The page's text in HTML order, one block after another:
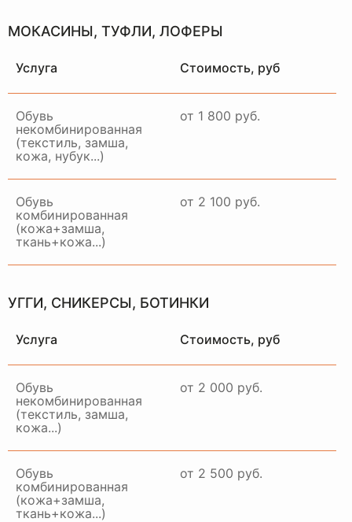
МОКАСИНЫ, ТУФЛИ, ЛОФЕРЫ
Услуга Стоимость, руб
Обувь
некомбинированная
(текстиль, замша,
кожа, нубук...)
от 1 800 руб.
Обувь
комбинированная
(кожа+замша,
ткань+кожа...)
от 2 100 руб.
УГГИ, СНИКЕРСЫ, БОТИНКИ
Услуга Стоимость, руб
Обувь
некомбинированная
(текстиль, замша,
кожа...)
от 2 000 руб.
Обувь
комбинированная
(кожа+замша,
ткань+кожа...)
от 2 500 руб.
ЗАКАЗАТЬ ДОСТАВКУ
РАБОТАЕТ ПО ВСЕЙ
Примем ваше изделие,
привезем в идеальном
состоянии в удобное для вас
время и место